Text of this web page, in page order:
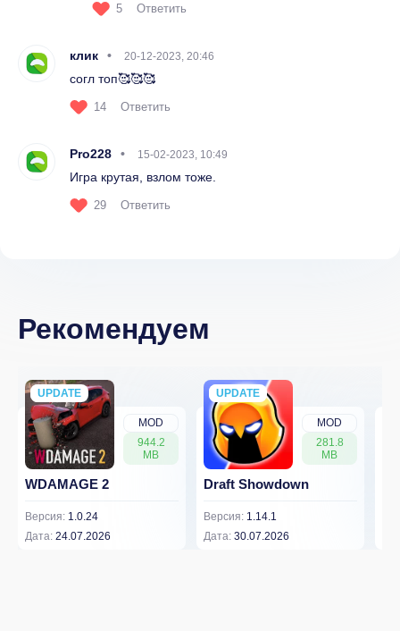
5 Ответить
клик 20-12-2023, 20:46
согл топ🥰🥰🥰
14 Ответить
Pro228 15-02-2023, 10:49
Игра крутая, взлом тоже.
29 Ответить
Рекомендуем
MOD
944.2
MB
UPDATE
NEW
WDAMAGE 2
Версия: 1.0.24
Дата: 24.07.2026
MOD
281.8
MB
UPDATE
NEW
Draft Showdown
Версия: 1.14.1
Дата: 30.07.2026